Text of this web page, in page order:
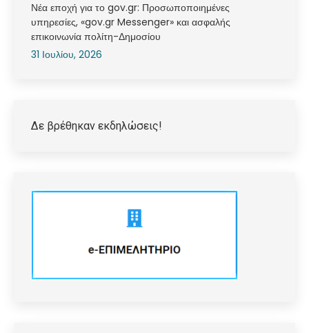
Νέα εποχή για το gov.gr: Προσωποποιημένες
υπηρεσίες, «gov.gr Messenger» και ασφαλής
επικοινωνία πολίτη-Δημοσίου
31 Ιουλίου, 2026
Δε βρέθηκαν εκδηλώσεις!